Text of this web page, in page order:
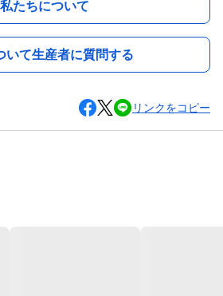
私たちについて
いて生産者に質問する
リンクをコピー